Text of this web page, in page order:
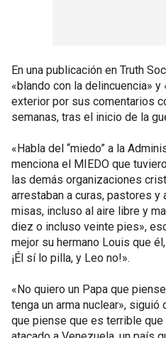
En una publicación en Truth
«blando con la delincuencia»
exterior por sus comentarios
semanas, tras el inicio de la
«Habla del “miedo” a la
menciona el MIEDO que
las demás organizaciones
arrestaban a curas, pastores
misas, incluso al aire libre y
diez o incluso veinte pies»,
mejor su hermano Louis que
¡Él sí lo pilla, y Leo no!».
«No quiero un Papa que
tenga un arma nuclear»,
que piense que es terrible